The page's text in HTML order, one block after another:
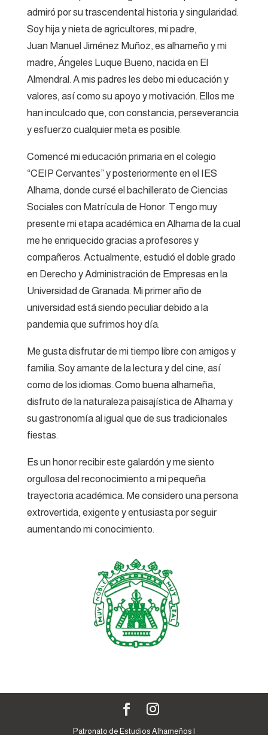
admiró por su trascendental historia y singularidad.
Soy hija y nieta de agricultores, mi padre,
Juan Manuel Jiménez Muñoz, es alhameño y mi
madre, Ángeles Luque Bueno, nacida en El
Almendral. A mis padres les debo mi educación y
valores, así como su apoyo y motivación. Ellos me
han inculcado que, con constancia, perseverancia
y esfuerzo cualquier meta es posible.
Comencé mi educación primaria en el colegio
“CEIP Cervantes” y posteriormente en el IES
Alhama, donde cursé el bachillerato de Ciencias
Sociales con Matrícula de Honor. Tengo muy
presente mi etapa académica en Alhama de la cual
me he enriquecido gracias a profesores y
compañeros. Actualmente, estudió el doble grado
en Derecho y Administración de Empresas en la
Universidad de Granada. Mi primer año de
universidad está siendo peculiar debido a la
pandemia que sufrimos hoy día.
Me gusta disfrutar de mi tiempo libre con amigos y
familia. Soy amante de la lectura y del cine, así
como de los idiomas. Como buena alhameña,
disfruto de la naturaleza paisajística de Alhama y
su gastronomía al igual que de sus tradicionales
fiestas.
Es un honor recibir este galardón y me siento
orgullosa del reconocimiento a mi pequeña
trayectoria académica. Me considero una persona
extrovertida, exigente y entusiasta por seguir
aumentando mi conocimiento.
Patronato de Estudios Alhameños |